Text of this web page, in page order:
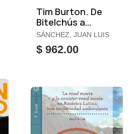
Tim Burton. De
Bitelchús a
Miércoles
SÁNCHEZ, JUAN LUIS
$ 962.00